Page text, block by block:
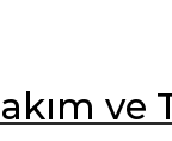
ve